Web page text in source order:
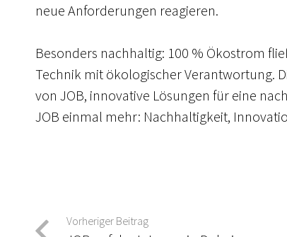
neue Anforderungen reagieren.
Besonders nachhaltig: 100 % Ökostrom
Technik mit ökologischer Verantwortung.
von JOB, innovative Lösungen für eine
JOB einmal mehr: Nachhaltigkeit,
Vorheriger Beitrag